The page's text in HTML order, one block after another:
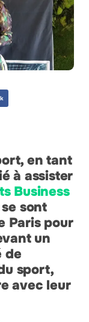
en tant
à assister
Business
sont
Paris pour
un
de
sport,
avec leur